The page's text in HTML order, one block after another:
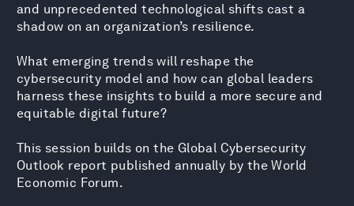
and unprecedented technological shifts cast a
shadow on an organization’s resilience.
What emerging trends will reshape the
cybersecurity model and how can global leaders
harness these insights to build a more secure and
equitable digital future?
This session builds on the Global Cybersecurity
Outlook report published annually by the World
Economic Forum.